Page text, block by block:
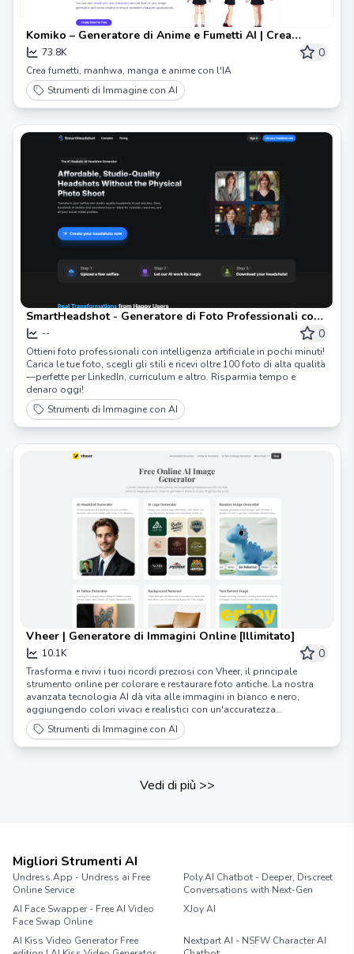
Komiko – Generatore di Anime e Fumetti AI | Crea
Manga, Anime e Altro con l'AI
73.8K 0
Crea fumetti, manhwa, manga e anime con l'IA
Strumenti di Immagine con AI
SmartHeadshot - Generatore di Foto Professionali con
AI -- 0
Ottieni foto professionali con intelligenza artificiale in pochi minuti!
Carica le tue foto, scegli gli stili e ricevi oltre 100 foto di alta qualità
—perfette per LinkedIn, curriculum e altro. Risparmia tempo e
denaro oggi!
Strumenti di Immagine con AI
Vheer | Generatore di Immagini Online [Illimitato]
10.1K 0
Trasforma e rivivi i tuoi ricordi preziosi con Vheer, il principale
strumento online per colorare e restaurare foto antiche. La nostra
avanzata tecnologia AI dà vita alle immagini in bianco e nero,
aggiungendo colori vivaci e realistici con un'accuratezza
eccezionale.
Strumenti di Immagine con AI
Vedi di più >>
Migliori Strumenti AI
Undress.App - Undress ai Free
Online Service
Poly.AI Chatbot - Deeper, Discreet
Conversations with Next-Gen
AI Face Swapper - Free AI Video
Face Swap Online
XJoy AI
AI Kiss Video Generator Free
Nextpart AI - NSFW Character AI